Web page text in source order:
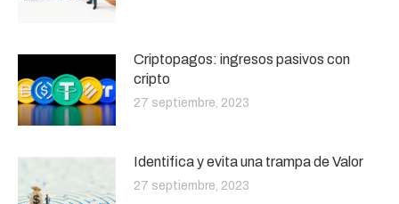
Criptopagos: ingresos pasivos con
cripto
27 septiembre, 2023
Identifica y evita una trampa de Valor
27 septiembre, 2023